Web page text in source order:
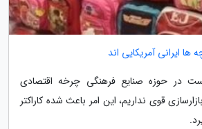
در حوزه صنایع فرهنگی چرخه اقتصادی
قوی نداریم، این امر باعث شده کاراکتر